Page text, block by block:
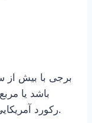
برجی با بیش از
باشد یا
رکورد آمریکایی‌ها و انگلیسی‌ها را بشکند کافی است.